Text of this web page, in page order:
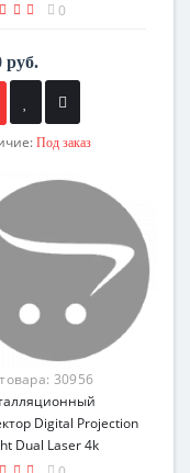
0
руб.
Под заказ
30956
Digital Projection
Dual Laser 4k